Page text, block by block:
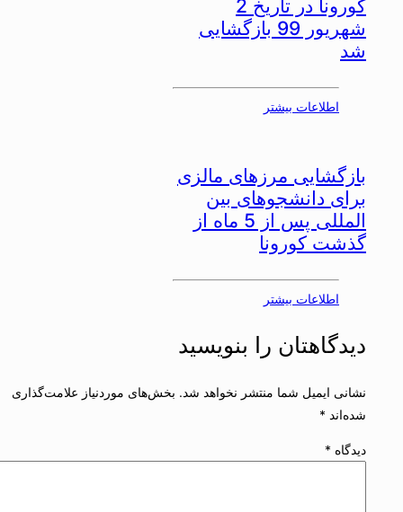
کورونا در تاریخ 2
شهریور 99 بازگشایی
شد
اطلاعات بیشتر
بازگشایی مرزهای مالزی
برای دانشجوهای بین
المللی پس از 5 ماه از
گذشت کورونا
اطلاعات بیشتر
دیدگاهتان را بنویسید
نشانی ایمیل شما منتشر نخواهد شد. بخش‌های موردنیاز علامت‌گذاری
شده‌اند*
دیدگاه*